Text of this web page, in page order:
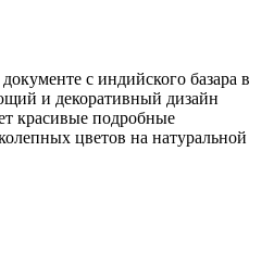
с индийского базара в
и декоративный дизайн
красивые подробные
цветов на натуральной